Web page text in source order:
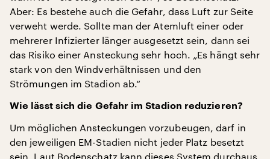
Aber: Es bestehe auch die Gefahr, dass Luft zur Seite
verweht werde. Sollte man der Atemluft einer oder
mehrerer Infizierter länger ausgesetzt sein, dann sei
das Risiko einer Ansteckung sehr hoch. „Es hängt sehr
stark von den Windverhältnissen und den
Strömungen im Stadion ab.“
Wie lässt sich die Gefahr im Stadion reduzieren?
Um möglichen Ansteckungen vorzubeugen, darf in
den jeweiligen EM-Stadien nicht jeder Platz besetzt
sein. Laut Bodenschatz kann dieses System durchaus